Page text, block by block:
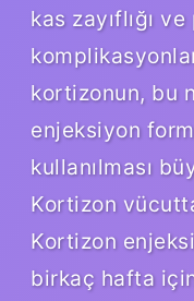
kas zayıflığı
kortizonun, bu
enjeksiyon
kullanılması
Kortizon
Kortizon
birkaç hafta